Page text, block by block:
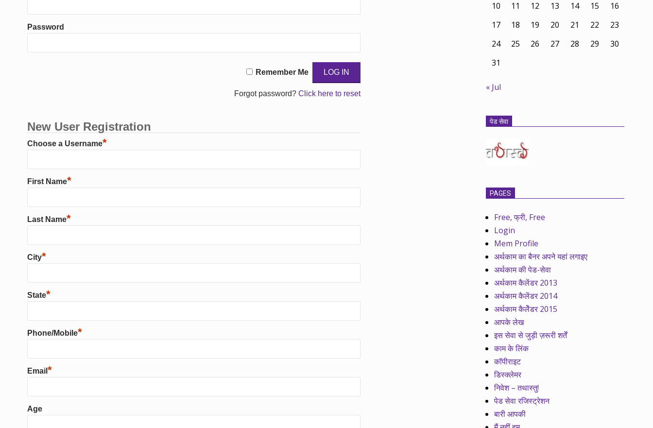
Password
Remember Me
Forgot password?Click here to reset
New User Registration
Choose a Username*
First Name*
Last Name*
City*
State*
Phone/Mobile*
Email *
Age
10
11 12 13 14 15
16
17
18 19 20 21 22
23
24
25 26 27 28 29
30
31
« Jul
पेड सेवा
PAGES
Free, फ्री, Free
Login
Mem Profile
अर्थकाम का बैनर अपने यहां लगाइए
अर्थकाम की पेड-सेवा
अर्थकाम कैलेंडर 2013
अर्थकाम कैलेंडर 2014
अर्थकाम कैलेेंडर 2015
आपके लेख
इस सेवा से जुड़ी ज़रूरी शर्तें
काम के लिंक
कॉपीराइट
डिस्क्लेमर
निवेश – तथास्तु!
पेड सेवा रजिस्ट्रेशन
बारी आपकी